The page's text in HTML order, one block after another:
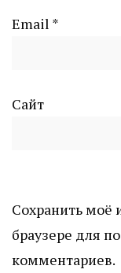
Email *
Сайт
Сохранить моё
браузере для
комментариев.